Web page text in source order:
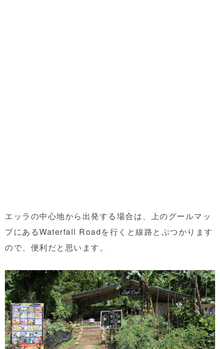
エッラの中心地から出発する場合は、上のグールマッ
プにあるWaterfall Roadを行くと線路とぶつかります
ので、便利だと思います。